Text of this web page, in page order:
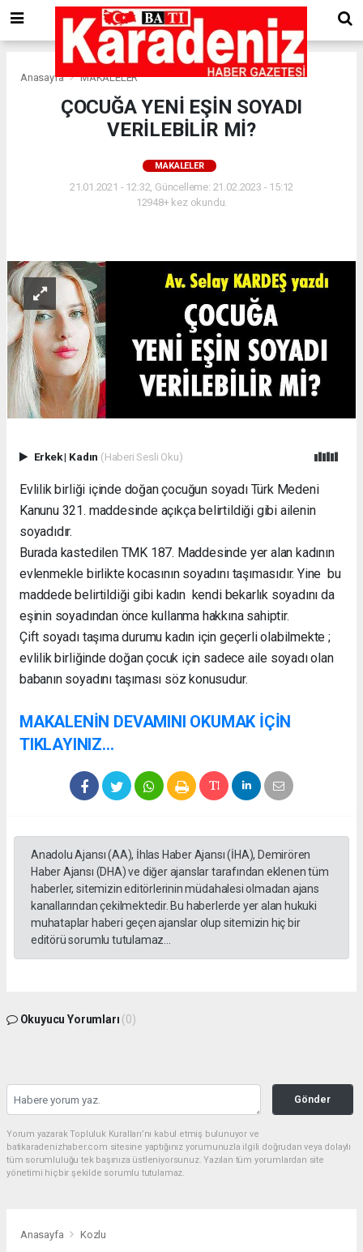
Anasayfa MAKALELER
ÇOCUĞA YENİ EŞİN SOYADI
VERİLEBİLİR Mİ?
MAKALELER
21.01.2021 - 12:32, Güncelleme: 21.02.2023 - 15:12
12948+ kez okundu.
Erkek| Kadın (Haberi Sesli Oku)
Evlilik birliği içinde doğan çocuğun soyadı Türk Medeni
Kanunu 321. maddesinde açıkça belirtildiği gibi ailenin
soyadıdır.
Burada kastedilen TMK 187. Maddesinde yer alan kadının
evlenmekle birlikte kocasının soyadını taşımasıdır. Yine bu
maddede belirtildiği gibi kadın kendi bekarlık soyadını da
eşinin soyadından önce kullanma hakkına sahiptir.
Çift soyadı taşıma durumu kadın için geçerli olabilmekte ;
evlilik birliğinde doğan çocuk için sadece aile soyadı olan
babanın soyadını taşıması söz konusudur.
MAKALENİN DEVAMINI OKUMAK İÇİN
TIKLAYINIZ...
Anadolu Ajansı (AA), İhlas Haber Ajansı (İHA), Demirören
Haber Ajansı (DHA) ve diğer ajanslar tarafından eklenen tüm
haberler, sitemizin editörlerinin müdahalesi olmadan ajans
kanallarından çekilmektedir. Bu haberlerde yer alan hukuki
muhataplar haberi geçen ajanslar olup sitemizin hiç bir
editörü sorumlu tutulamaz...
Okuyucu Yorumları (0)
Gönder
Yorum yazarak Topluluk Kuralları’nı kabul etmiş bulunuyor ve
batikaradenizhaber.com sitesine yaptığınız yorumunuzla ilgili doğrudan veya dolaylı
tüm sorumluluğu tek başınıza üstleniyorsunuz. Yazılan tüm yorumlardan site
yönetimi hiçbir şekilde sorumlu tutulamaz.
Anasayfa Kozlu